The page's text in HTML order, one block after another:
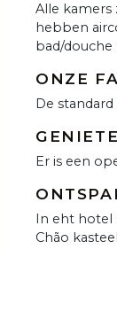
Alle kamers
hebben
bad/douche
ONZE
De
Er is een
In eht hotel
Chão